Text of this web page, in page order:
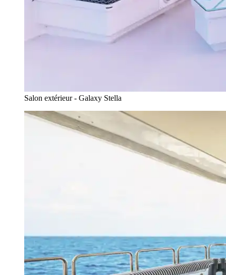
Salon extérieur - Galaxy Stella